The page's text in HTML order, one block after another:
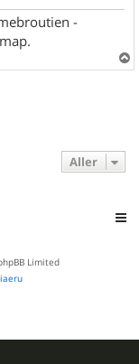
-
a
Aller
Limited